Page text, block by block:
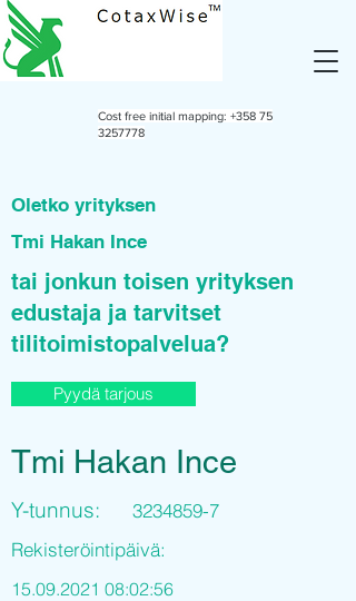
Cost free initial mapping: +358 75
3257778
Oletko yrityksen
Tmi Hakan Ince
tai jonkun toisen yrityksen
edustaja ja tarvitset
tilitoimistopalvelua?
Pyydä tarjous
Tmi Hakan Ince
Y-tunnus:
3234859-7
Rekisteröintipäivä:
15.09.2021 08:02:56